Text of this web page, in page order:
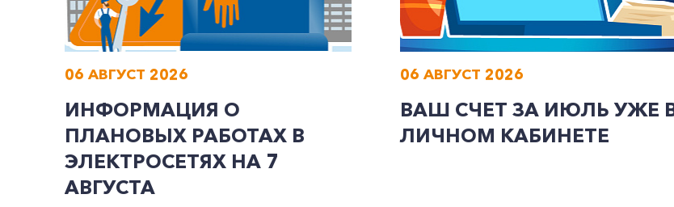
06 АВГУСТ 2026
ИНФОРМАЦИЯ О
ПЛАНОВЫХ РАБОТАХ В
ЭЛЕКТРОСЕТЯХ НА 7
АВГУСТА
06 АВГУСТ 2026
ВАШ СЧЕТ ЗА ИЮЛЬ УЖЕ
ЛИЧНОМ КАБИНЕТЕ